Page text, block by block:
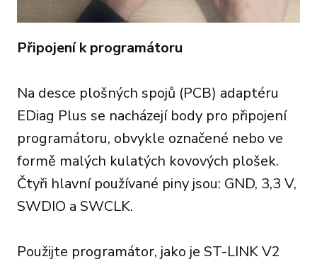
Připojení k programátoru
Na desce plošných spojů (PCB) adaptéru
EDiag Plus se nacházejí body pro připojení
programátoru, obvykle označené nebo ve
formě malých kulatých kovových plošek.
Čtyři hlavní používané piny jsou: GND, 3,3 V,
SWDIO a SWCLK.
Použijte programátor, jako je ST-LINK V2